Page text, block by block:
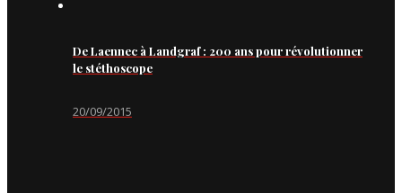
De Laennec à Landgraf : 200 ans pour révolutionner
le stéthoscope
20/09/2015